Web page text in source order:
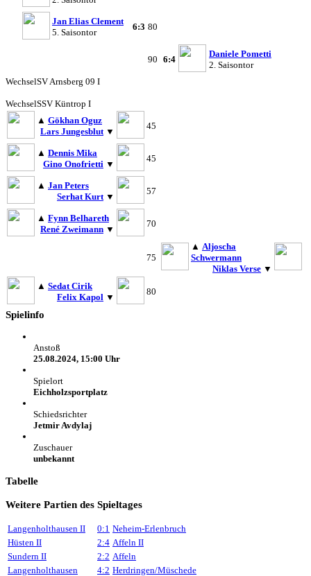
Jan Elias Clement
5. Saisontor
6:3 80
90 6:4
Daniele Pometti
2. Saisontor
WechselSV Arnsberg 09 I
WechselSSV Küntrop I
▲ Gökhan Oguz
Lars Jungesblut ▼
45
▲ Dennis Mika
Gino Onofrietti ▼
45
▲ Jan Peters
Serhat Kurt ▼
57
▲ Fynn Belhareth
René Zweimann ▼
70
75
▲ Aljoscha
Schwermann
Niklas Verse ▼
▲ Sedat Cirik
Felix Kapol ▼
80
Spielinfo
Anstoß
25.08.2024, 15:00 Uhr
Spielort
Eichholzsportplatz
Schiedsrichter
Jetmir Avdylaj
Zuschauer
unbekannt
Tabelle
Weitere Partien des Spieltages
Langenholthausen II 0:1 Neheim-Erlenbruch
Hüsten II
2:4 Affeln II
Sundern II
2:2 Affeln
Langenholthausen
4:2 Herdringen/Müschede